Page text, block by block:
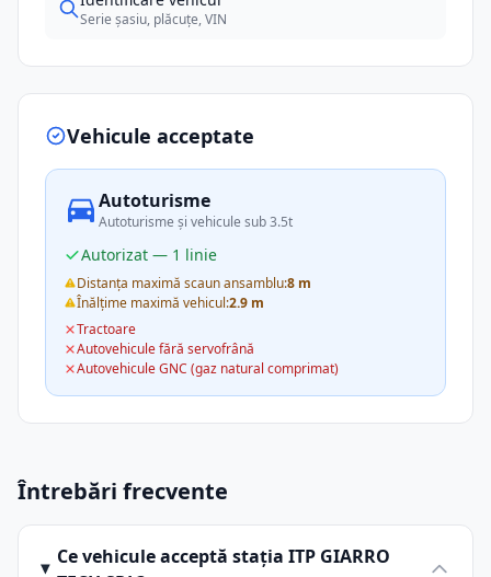
Serie șasiu, plăcuțe, VIN
Vehicule acceptate
Autoturisme
Autoturisme și vehicule sub 3.5t
Autorizat — 1 linie
Distanța maximă scaun ansamblu:8 m
Înălțime maximă vehicul:2.9 m
Tractoare
Autovehicule fără servofrână
Autovehicule GNC (gaz natural comprimat)
Întrebări frecvente
Ce vehicule acceptă stația ITP GIARRO